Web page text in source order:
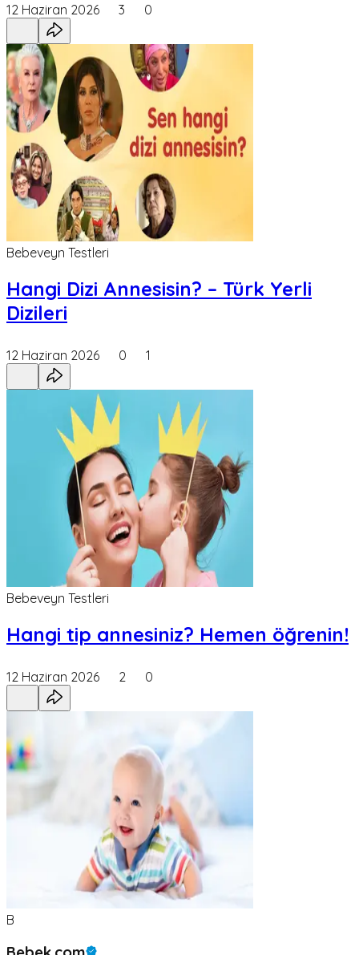
12 Haziran 2026 3 0
Bebeveyn Testleri
Hangi Dizi Annesisin? – Türk Yerli
Dizileri
12 Haziran 2026 0 1
Bebeveyn Testleri
Hangi tip annesiniz? Hemen öğrenin!
12 Haziran 2026 2 0
B